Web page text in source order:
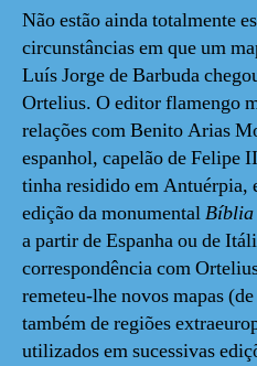
Não estão ainda totalmente
circunstâncias em que um
Luís Jorge de Barbuda
Ortelius. O editor flamengo
relações com Benito Arias
espanhol, capelão de Felipe
tinha residido em Antuérpia,
edição da monumental
a partir de Espanha ou de
correspondência com
remeteu-lhe novos mapas
também de regiões
utilizados em sucessivas